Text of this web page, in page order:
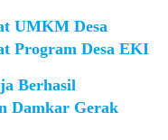
UMKM Desa
Program Desa EKI
Berhasil
Damkar Gerak